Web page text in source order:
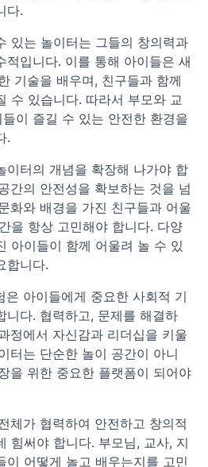
다.
있는 놀이터는 그들의 창의력과
적입니다. 이를 통해 아이들은 새
기술을 배우며, 친구들과 함께
수 있습니다. 따라서 부모와 교
이 즐길 수 있는 안전한 환경을
.
이터의 개념을 확장해 나가야 합
간의 안전성을 확보하는 것을 넘
화와 배경을 가진 친구들과 어울
을 항상 고민해야 합니다. 다양
아이들이 함께 어울려 놀 수 있
합니다.
은 아이들에게 중요한 사회적 기
니다. 협력하고, 문제를 해결하
정에서 자신감과 리더십을 키울
터는 단순한 놀이 공간이 아니
을 위한 중요한 플랫폼이 되어야
체가 협력하여 안전하고 창의적
힘써야 합니다. 부모님, 교사, 지
이 어떻게 놀고 배우는지를 고민